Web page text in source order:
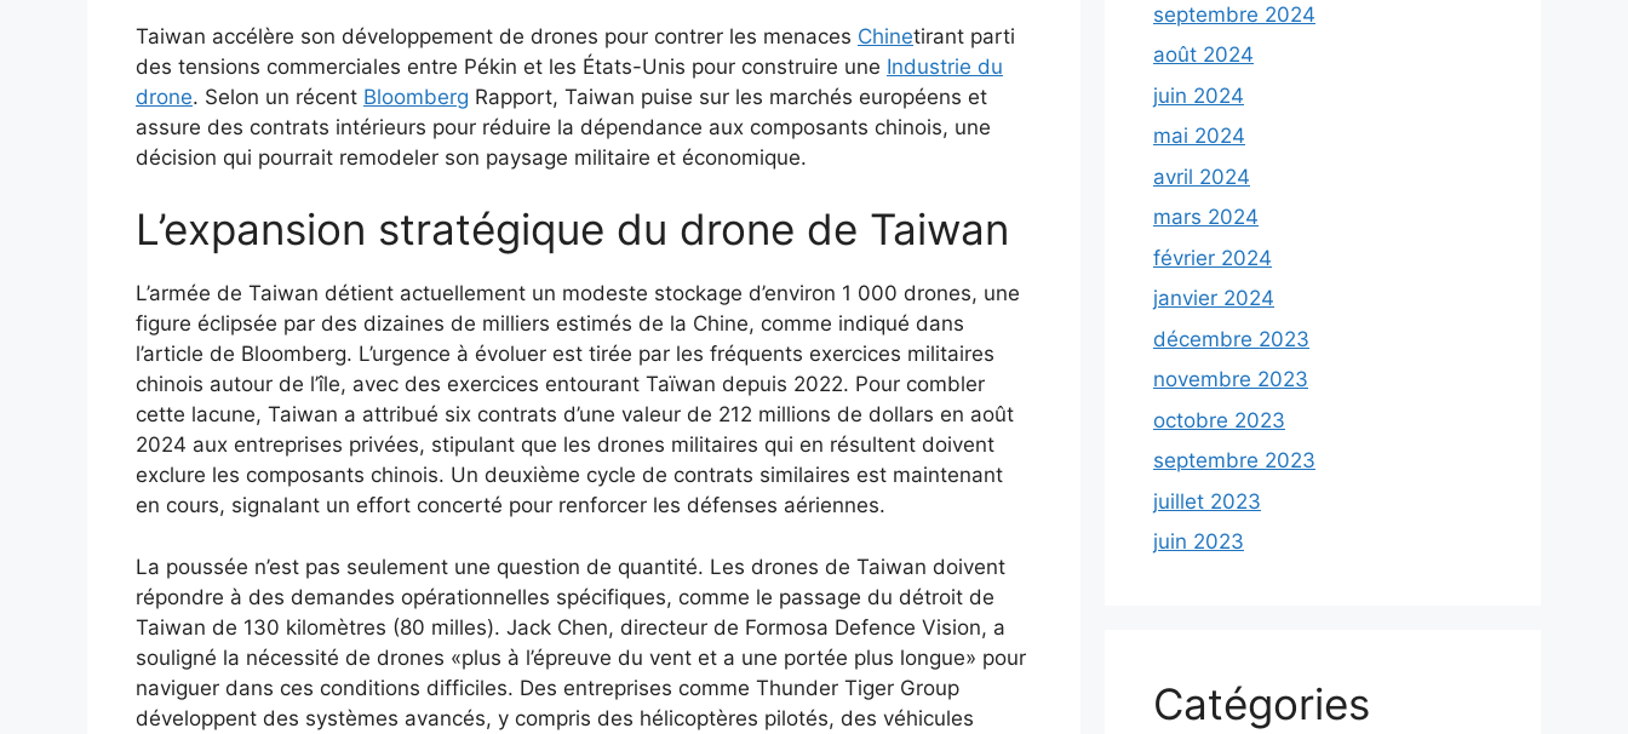
Taiwan accélère son développement de drones pour contrer les menaces Chinetirant parti
des tensions commerciales entre Pékin et les États-Unis pour construire une Industrie du
drone. Selon un récent Bloomberg Rapport, Taiwan puise sur les marchés européens et
assure des contrats intérieurs pour réduire la dépendance aux composants chinois, une
décision qui pourrait remodeler son paysage militaire et économique.
L’expansion stratégique du drone de Taiwan
L’armée de Taiwan détient actuellement un modeste stockage d’environ 1 000 drones, une
figure éclipsée par des dizaines de milliers estimés de la Chine, comme indiqué dans
l’article de Bloomberg. L’urgence à évoluer est tirée par les fréquents exercices militaires
chinois autour de l’île, avec des exercices entourant Taïwan depuis 2022. Pour combler
cette lacune, Taiwan a attribué six contrats d’une valeur de 212 millions de dollars en août
2024 aux entreprises privées, stipulant que les drones militaires qui en résultent doivent
exclure les composants chinois. Un deuxième cycle de contrats similaires est maintenant
en cours, signalant un effort concerté pour renforcer les défenses aériennes.
La poussée n’est pas seulement une question de quantité. Les drones de Taiwan doivent
répondre à des demandes opérationnelles spécifiques, comme le passage du détroit de
Taiwan de 130 kilomètres (80 milles). Jack Chen, directeur de Formosa Defence Vision, a
souligné la nécessité de drones «plus à l’épreuve du vent et a une portée plus longue» pour
naviguer dans ces conditions difficiles. Des entreprises comme Thunder Tiger Group
développent des systèmes avancés, y compris des hélicoptères pilotés, des véhicules
septembre 2024
août 2024
juin 2024
mai 2024
avril 2024
mars 2024
février 2024
janvier 2024
décembre 2023
novembre 2023
octobre 2023
septembre 2023
juillet 2023
juin 2023
Catégories